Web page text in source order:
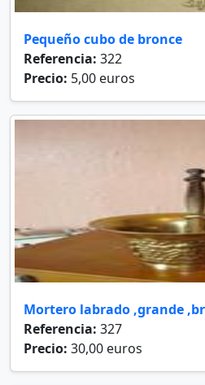
Pequeño cubo de bronce
Referencia: 322
Precio: 5,00 euros
Mortero labrado ,grande
Referencia: 327
Precio: 30,00 euros